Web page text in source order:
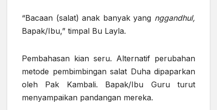
“Bacaan (salat) anak banyak yang nggandhul,
Bapak/Ibu,” timpal Bu Layla.
Pembahasan kian seru. Alternatif perubahan
metode pembimbingan salat Duha dipaparkan
oleh Pak Kambali. Bapak/Ibu Guru turut
menyampaikan pandangan mereka.